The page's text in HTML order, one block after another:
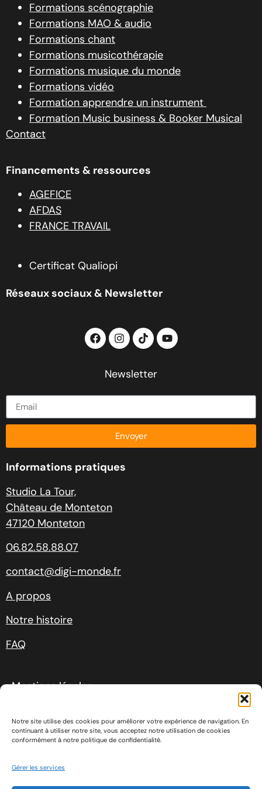
Notre site utilise des cookies pour améliorer votre expérience de navigation. En
continuant à utiliser notre site, vous acceptez notre utilisation de cookies
conformément à notre politique de confidentialité.
Gérer les services
Formations scénographie
Formations MAO & audio
Formations chant
Formations musicothérapie
Formations musique du monde
Formations vidéo
Formation apprendre un instrument
Formation Music business & Booker Musical
Contact
Financements & ressources
AGEFICE
AFDAS
FRANCE TRAVAIL
Certificat Qualiopi
Réseaux sociaux & Newsletter
Newsletter
Envoyer
Informations pratiques
Studio La Tour,
Château de Monteton
47120 Monteton
06.82.58.88.07
contact@digi-monde.fr
A propos
Notre histoire
FAQ
Mentions légales
Conditions générales de ventes